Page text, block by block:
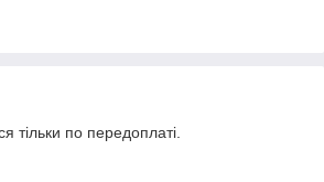
тільки по передоплаті.